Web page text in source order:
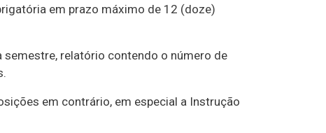
em prazo máximo de 12 (doze)
semestre, relatório contendo o número de
em contrário, em especial a Instrução